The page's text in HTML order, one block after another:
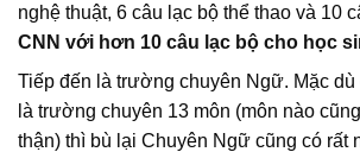
nghệ thuật, 6 câu lạc bộ thể thao và 10
CNN với hơn 10 câu lạc bộ cho học
Tiếp đến là trường chuyên Ngữ. Mặc
là trường chuyên 13 môn (môn nào
thận) thì bù lại Chuyên Ngữ cũng có rất